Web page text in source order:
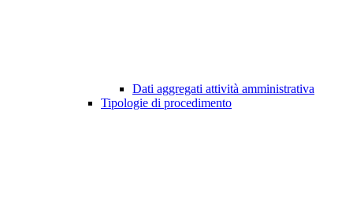
Dati aggregati attività amministrativa
Tipologie di procedimento